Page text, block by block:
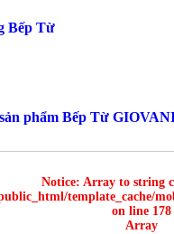
Bếp Từ
phẩm Bếp Từ
Notice: Array to string
template_cache/
on line 178
Array